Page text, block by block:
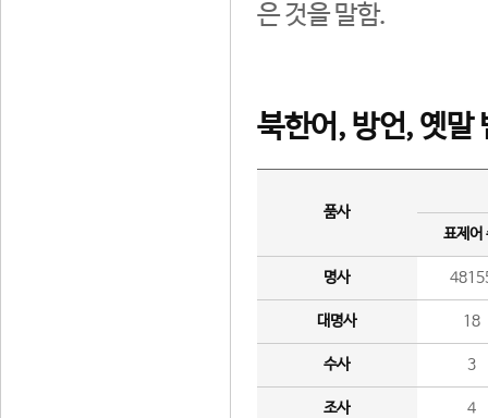
은 것을 말함.
북한어, 방언, 옛말
품사
표제어
명사
대명사 18
수사 3
조사 4